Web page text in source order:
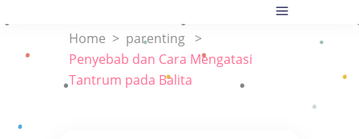
Home > parenting >
Penyebab dan Cara Mengatasi
Tantrum pada Balita